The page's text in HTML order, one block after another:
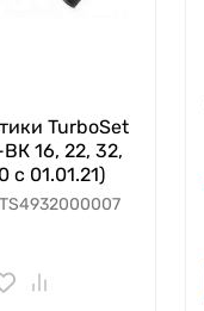
TurboSet
16, 22, 32,
с 01.01.21)
TS4932000007